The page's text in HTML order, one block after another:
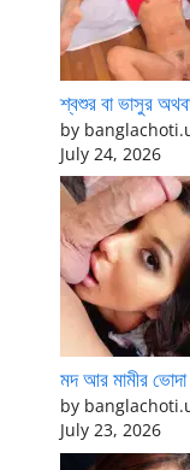
শ্বশুর বা ভাসুর
by
July 24, 2026
মদ আর মামীর ভোদা
by
July 23, 2026